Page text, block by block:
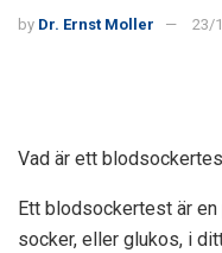
by Dr. Ernst Moller 23/
Vad är ett
Ett blodsockertest är
socker, eller glukos, i